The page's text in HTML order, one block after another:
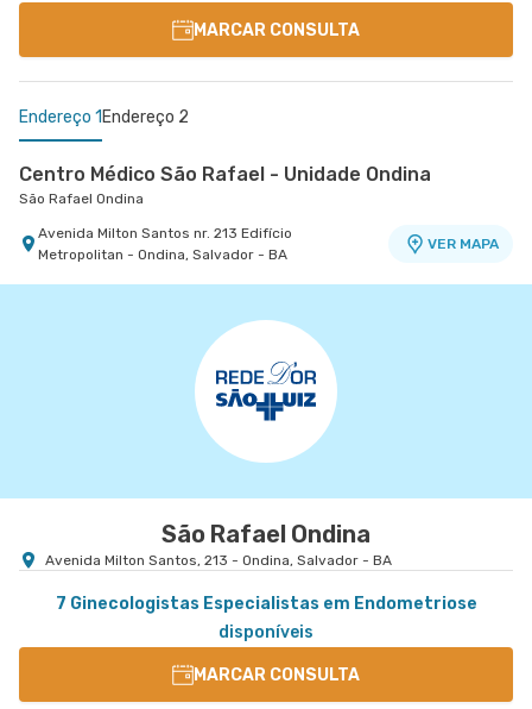
MARCAR CONSULTA
Endereço 1 Endereço 2
Centro Médico São Rafael - Unidade Ondina
São Rafael Ondina
Avenida Milton Santos nr. 213 Edifício
Metropolitan - Ondina, Salvador - BA
VER MAPA
Centro Médico São Rafael - Unidade São Marcos
Rua Sao Rafael nr. 2152 - Sao Marcos, Salvador -
São Rafael Ondina
Avenida Milton Santos, 213 - Ondina, Salvador - BA
7 Ginecologistas Especialistas em Endometriose
disponíveis
MARCAR CONSULTA